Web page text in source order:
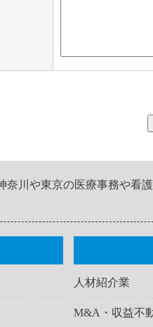
奈川や東京の医療事務や看
人材紹介業
M&A・収益不